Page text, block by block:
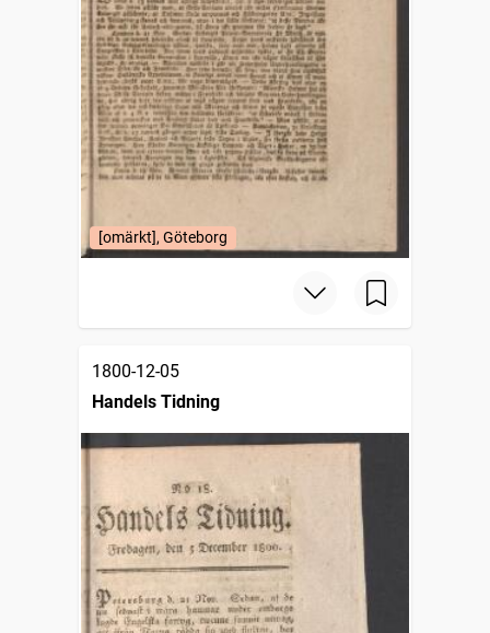
[omärkt], Göteborg
1800-12-05
Handels Tidning